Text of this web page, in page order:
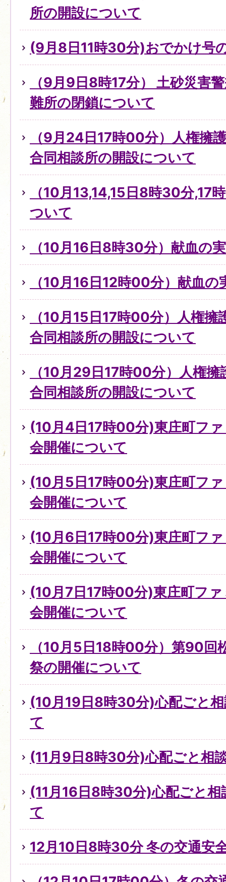
所の開設について
(9月8日11時30分)おでかけ号
（9月9日8時17分） 土砂災害
難所の閉鎖について
（9月24日17時00分）人権擁
合同相談所の開設について
（10月13,14,15日8時30分,17
ついて
（10月16日8時30分）献血の
（10月16日12時00分）献血の
（10月15日17時00分）人権擁
合同相談所の開設について
（10月29日17時00分）人権
合同相談所の開設について
(10月4日17時00分)東庄町フ
会開催について
(10月5日17時00分)東庄町フ
会開催について
(10月6日17時00分)東庄町フ
会開催について
(10月7日17時00分)東庄町フ
会開催について
（10月5日18時00分）第90回
祭の開催について
(10月19日8時30分)心配ごと
て
(11月9日8時30分)心配ごと相
(11月16日8時30分)心配ごと
て
12月10日8時30分 冬の交通安